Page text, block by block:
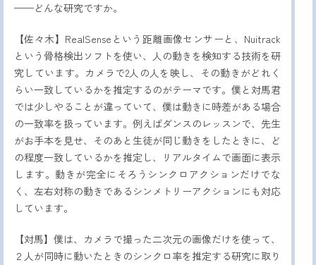
——どんな研究ですか。
【佐々木】RealSenseという距離画像センサーと、Nuitrack
という骨格検出ソフトを使い、人の動きを検知する技術を研
究しています。カメラで2人の人を映し、その動きがどれく
らい一致しているかを推定するのがテーマです。僕と対馬君
では少しやることが違っていて、僕は動きに時差がある場合
の一致率を扱っています。例えばダンスのレッスンで、先生
がお手本を見せ、そのあと生徒が同じ動きをしたときに、ど
の程度一致しているかを推定し、リアルタイムで画面に表示
します。動きが完全にそろうシンクロアクションだけでな
く、左右対称の動きであるシンメトリーアクションにも対応
しています。
【対馬】僕は、カメラで撮った二次元の画像だけを使って、
２人が同時に動いたときのシンクロ率を推定する研究に取り